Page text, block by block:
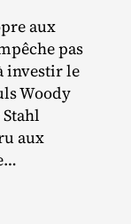
aux
pas
investir le
Woody
aux